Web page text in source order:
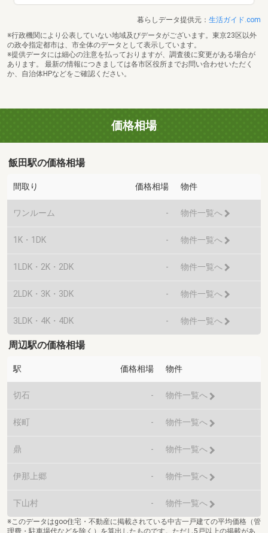
暮らしデータ提供元： 生活ガイド.com
※行政機関により公表していない地域及びデータがございます。東京23区以外
の政令指定都市は、市全体のデータとして表示しています。
※提供データには細心の注意を払っておりますが、調査後に変更がある場合が
あります。 最新の情報につきましては各市区役所までお問い合わせいただく
か、自治体HPなどをご確認ください。
価格相場
飯田駅の価格相場
間取り 価格相場 物件
ワンルーム - 物件一覧へ
1K・1DK - 物件一覧へ
1LDK・2K・2DK - 物件一覧へ
2LDK・3K・3DK - 物件一覧へ
3LDK・4K・4DK - 物件一覧へ
周辺駅の価格相場
駅 価格相場 物件
切石 - 物件一覧へ
桜町 - 物件一覧へ
鼎 - 物件一覧へ
伊那上郷 - 物件一覧へ
下山村 - 物件一覧へ
※このデータはgoo住宅・不動産に掲載されている中古一戸建ての平均価格（管
理費・駐車場代などを除く）を算出したものです。ただし5戸以上の掲載があ